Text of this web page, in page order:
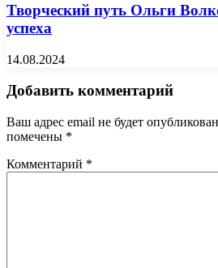
Творческий путь Ольги
успеха
14.08.2024
Добавить комментарий
Ваш адрес email не будет
помечены *
Комментарий *